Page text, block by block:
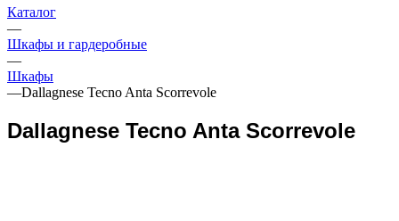
Каталог
—
Шкафы и гардеробные
—
Шкафы
—Dallagnese Tecno Anta Scorrevole
Dallagnese Tecno Anta Scorrevole